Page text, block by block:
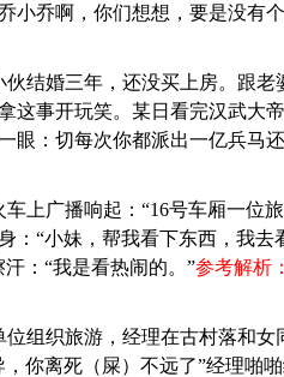
小乔啊，你们想想，要是没有
伙结婚三年，还没买上房。跟
这事开玩笑。某日看完汉武大
眼：切每次你都派出一亿兵马还
车上广播响起：“16号车厢一位
：“小妹，帮我看下东西，我
：“我是看热闹的。”参考解析
位组织旅游，经理在古村落和
你离死（屎）不远了”经理啪